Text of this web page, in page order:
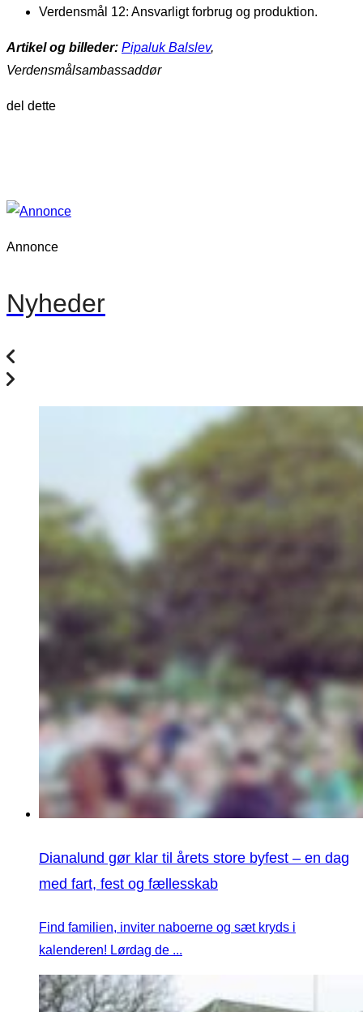
Verdensmål 12: Ansvarligt forbrug og produktion.
Artikel og billeder: Pipaluk Balslev,
Verdensmålsambassaddør
del dette
Annonce
Nyheder
Dianalund gør klar til årets store byfest – en dag
med fart, fest og fællesskab
Find familien, inviter naboerne og sæt kryds i
kalenderen! Lørdag de ...